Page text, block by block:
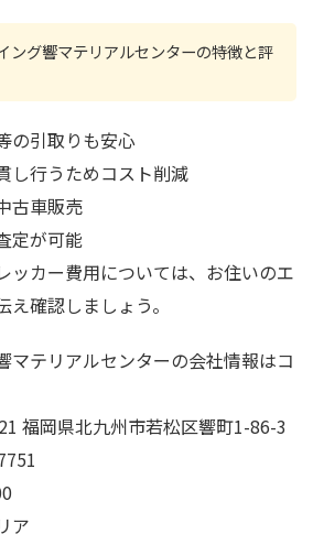
ング響マテリアルセンターの特徴と評
の引取りも安心
し行うためコスト削減
古車販売
定が可能
カー費用については、お住いのエ
確認しましょう。
マテリアルセンターの会社情報はコ
福岡県北九州市若松区響町1-86-3
ア